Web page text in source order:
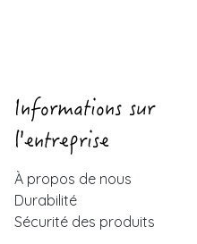
Informations sur
l'entreprise
À propos de nous
Durabilité
Sécurité des produits